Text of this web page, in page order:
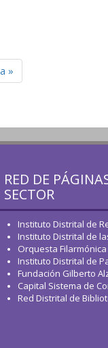
»
RED DE
SECTOR
Instituto Distrital de
Instituto Distrital de
Orquesta Filarmónica
Instituto Distrital de
Fundación Gilberto
Capital Sistema de
Red Distrital de